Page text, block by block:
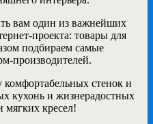
вам один из важнейших
проекта: товары для
подбираем самые
производителей.
стенок и
кухонь и жизнерадостных
мягких кресел!